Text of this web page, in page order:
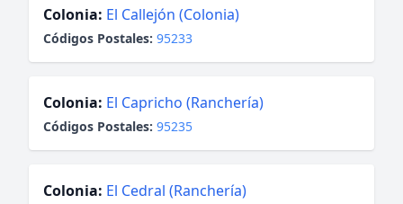
Colonia: El Callejón (Colonia)
Códigos Postales: 95233
Colonia: El Capricho (Ranchería)
Códigos Postales: 95235
Colonia: El Cedral (Ranchería)